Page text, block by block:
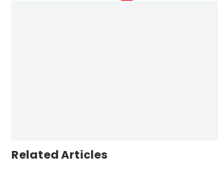
Related Articles